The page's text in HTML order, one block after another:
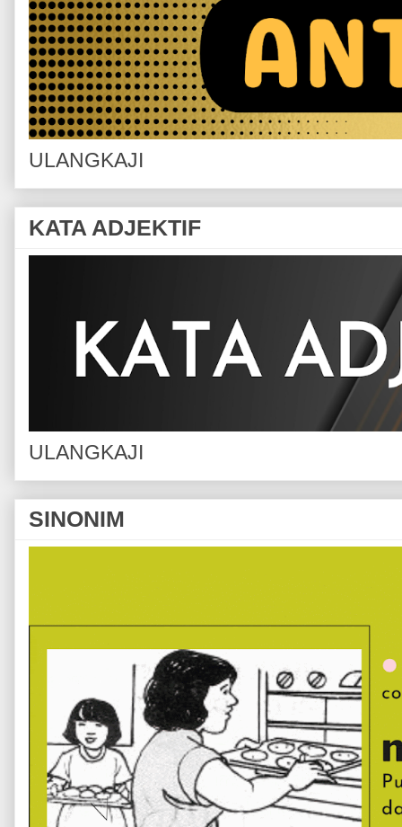
ULANGKAJI
KATA ADJEKTIF
ULANGKAJI
SINONIM